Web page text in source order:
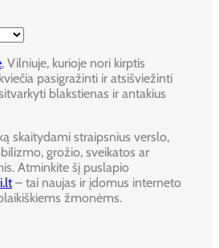
, Vilniuje, kurioje nori kirptis
pasigražinti ir atsišviežinti
blakstienas ir antakius
skaitydami straipsnius verslo,
grožio, sveikatos ar
Atminkite šį puslapio
– tai naujas ir įdomus interneto
žmonėms.